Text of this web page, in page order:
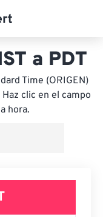
a PDT
Time (ORIGEN)
clic en el campo
hora.